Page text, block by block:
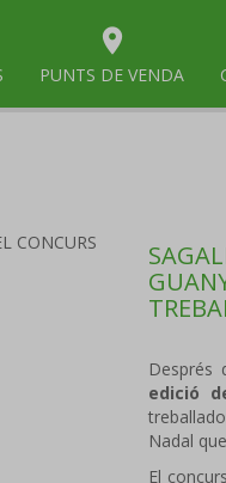
room
PUNTS DE VENDA
Després
edició
Nadal
El